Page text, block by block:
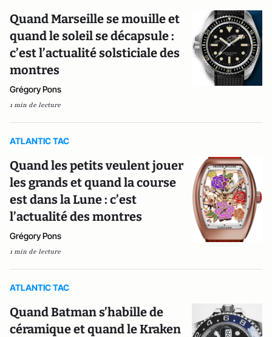
Quand Marseille se mouille et
quand le soleil se décapsule :
c’est l’actualité solsticiale des
montres
Grégory Pons
1 min de lecture
ATLANTIC TAC
Quand les petits veulent jouer
les grands et quand la course
est dans la Lune : c’est
l’actualité des montres
Grégory Pons
1 min de lecture
ATLANTIC TAC
Quand Batman s’habille de
céramique et quand le Kraken